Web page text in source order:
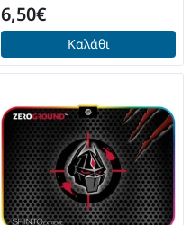
6,50€
Καλάθι